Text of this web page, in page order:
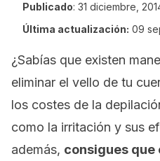
Publicado: 31 diciembre,
Última actualización: 09
¿Sabías que existen
eliminar el vello de tu
los costes de la
como la irritación y sus
además, consigues que